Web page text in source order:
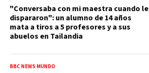
"Conversaba con mi maestra cuando le
dispararon": un alumno de 14 años
mata a tiros a 5 profesores y a sus
abuelos en Tailandia
BBC NEWS MUNDO